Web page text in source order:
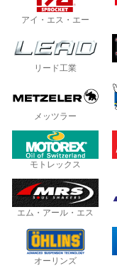
アイ・エス・エー
リード工業
メッツラー
モトレックス
エム・アール・エス
オーリンズ